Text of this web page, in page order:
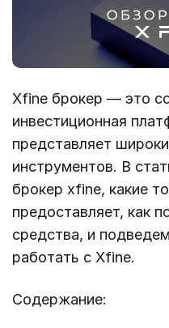
Xfine брокер — это
инвестиционная
представляет
инструментов. В
брокер xfine, какие
предоставляет, как
средства, и
работать с Xfine.
Содержание: